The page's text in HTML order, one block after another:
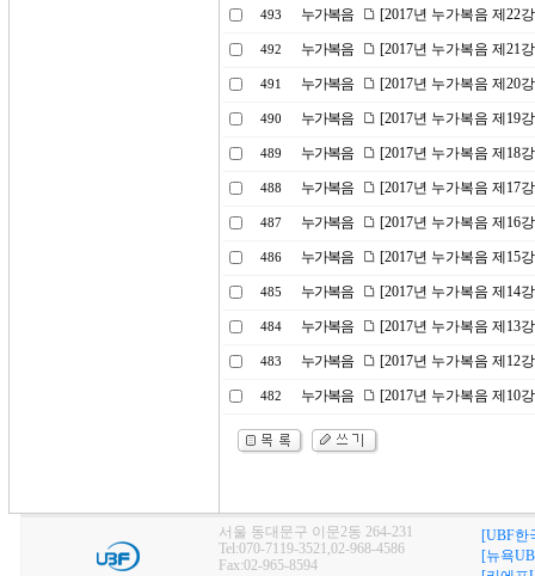
493 누가복음 [2017년 누가복음 제22
492 누가복음 [2017년 누가복음 제21
491 누가복음 [2017년 누가복음 제20
490 누가복음 [2017년 누가복음 제19
489 누가복음 [2017년 누가복음 제18
488 누가복음 [2017년 누가복음 제17
487 누가복음 [2017년 누가복음 제16
486 누가복음 [2017년 누가복음 제15
485 누가복음 [2017년 누가복음 제14
484 누가복음 [2017년 누가복음 제13
483 누가복음 [2017년 누가복음 제12
482 누가복음 [2017년 누가복음 제10
서울 동대문구 이문2동 264-231
Tel:070-7119-3521,02-968-4586
Fax:02-965-8594
[UBF한
[뉴욕